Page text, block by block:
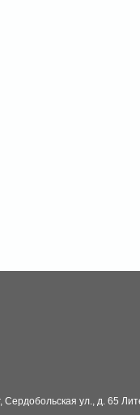
Сердобольская ул., д. 65